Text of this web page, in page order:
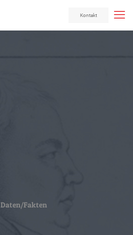
Kontakt
Daten/Fakten